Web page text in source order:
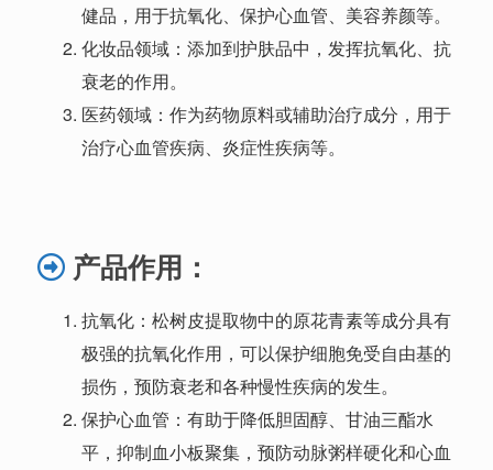
健品，用于抗氧化、保护心血管、美容养颜等。
化妆品领域：添加到护肤品中，发挥抗氧化、抗
衰老的作用。
医药领域：作为药物原料或辅助治疗成分，用于
治疗心血管疾病、炎症性疾病等。
产品作用：
抗氧化：松树皮提取物中的原花青素等成分具有
极强的抗氧化作用，可以保护细胞免受自由基的
损伤，预防衰老和各种慢性疾病的发生。
保护心血管：有助于降低胆固醇、甘油三酯水
平，抑制血小板聚集，预防动脉粥样硬化和心血